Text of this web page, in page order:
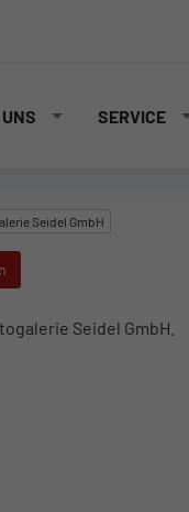
SERVICE
Seidel GmbH
Seidel GmbH.